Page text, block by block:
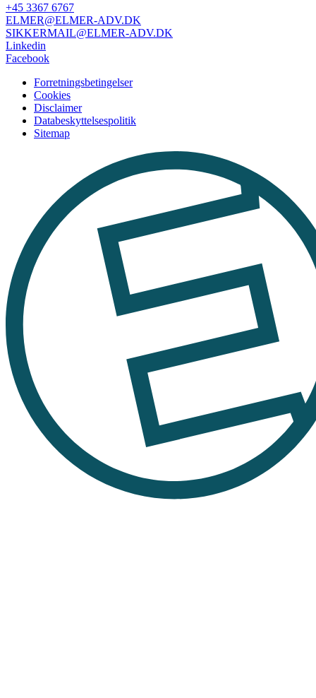
+45 3367 6767
ELMER@ELMER-ADV.DK
SIKKERMAIL@ELMER-ADV.DK
Linkedin
Facebook
Forretningsbetingelser
Cookies
Disclaimer
Databeskyttelsespolitik
Sitemap